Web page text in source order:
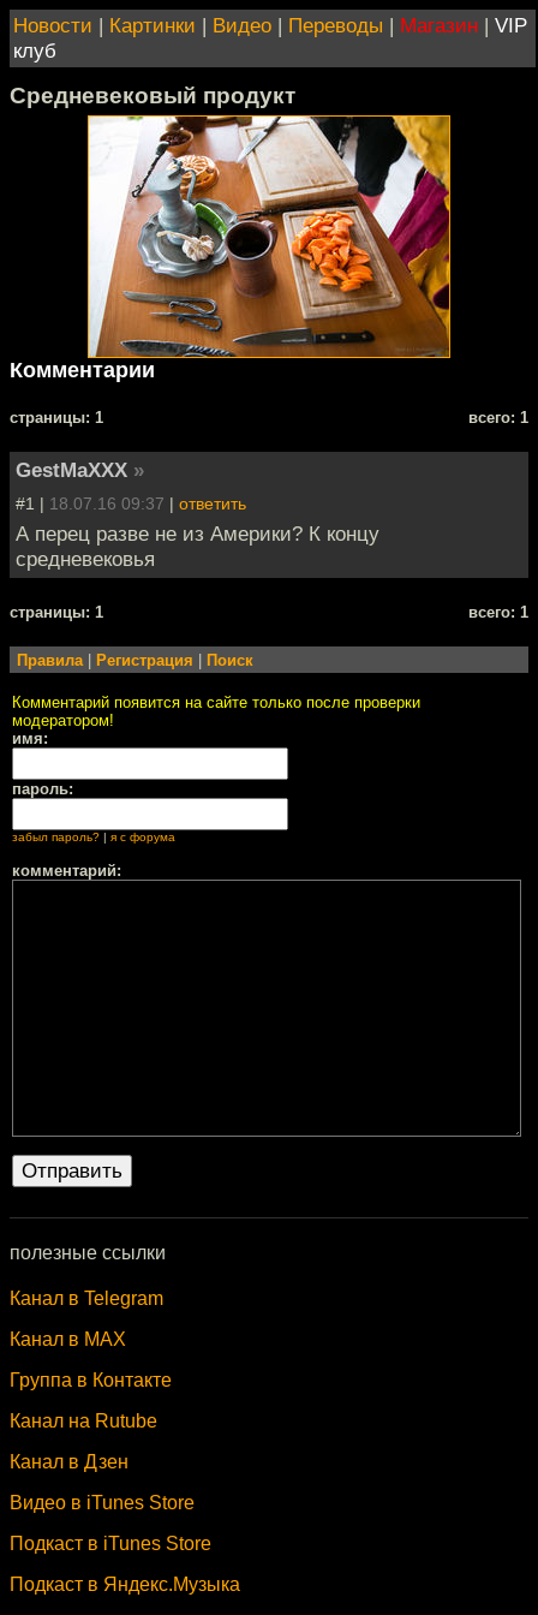
Новости | Картинки | Видео | Переводы | Магазин | VIP
клуб
Средневековый продукт
Комментарии
cтраницы: 1 всего: 1
GestMaXXX »
#1 | 18.07.16 09:37 | ответить
А перец разве не из Америки? К концу
средневековья
cтраницы: 1 всего: 1
Правила Регистрация Поиск
Комментарий появится на сайте только после проверки
модератором!
имя:
пароль:
забыл пароль? | я с форума
комментарий:
полезные ссылки
Канал в Telegram
Канал в MAX
Группа в Контакте
Канал на Rutube
Канал в Дзен
Видео в iTunes Store
Подкаст в iTunes Store
Подкаст в Яндекс.Музыка